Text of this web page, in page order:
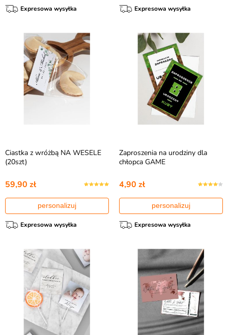
Expresowa wysyłka Expresowa wysyłka
Ciastka z wróżbą NA WESELE
(20szt)
59,90 zł
personalizuj
Expresowa wysyłka
Zaproszenia na urodziny dla
chłopca GAME
4,90 zł
personalizuj
Expresowa wysyłka